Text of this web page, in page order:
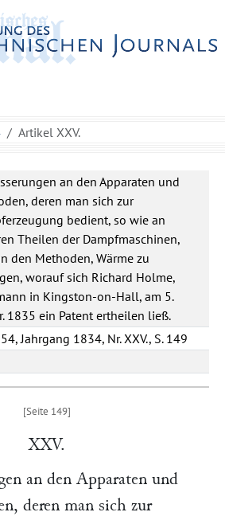
Artikel XXV.
an den Apparaten und
deren man sich zur
bedient, so wie an
Theilen der Dampfmaschinen,
den Methoden, Wärme zu
worauf sich Richard Holme,
in Kingston-on-Hall, am 5.
1835 ein Patent ertheilen ließ.
Jahrgang 1834, Nr. XXV., S. 149
XXV.
an den Apparaten und
deren man sich zur